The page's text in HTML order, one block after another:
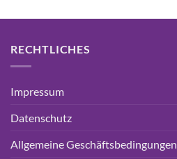
RECHTLICHES
Impressum
Datenschutz
Allgemeine Geschäftsbedingungen